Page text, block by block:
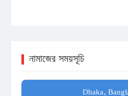
নামাজের সময়সূচি
Dhaka,